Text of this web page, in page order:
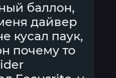
баллон,
дайвер
кусал паук,
почему то